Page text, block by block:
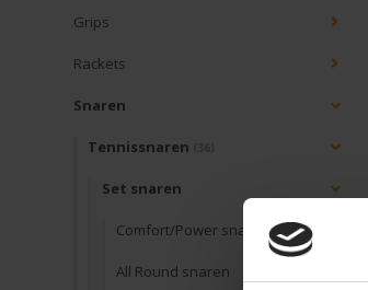
Grips
Rackets
Snaren
Tennissnaren
Set snaren
Comfort/Power snaren
All Round snaren